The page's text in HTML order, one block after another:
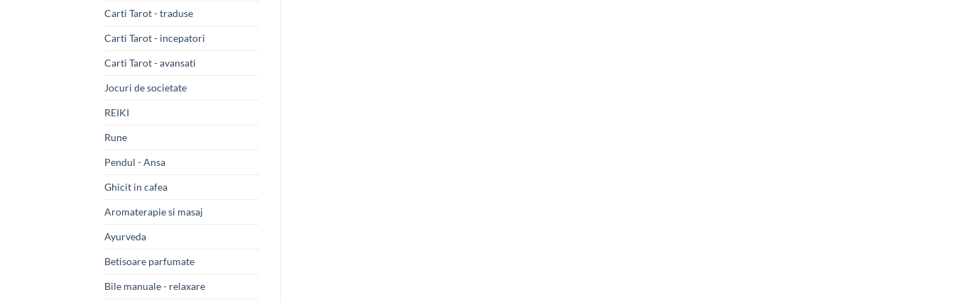
Carti Tarot - traduse
Carti Tarot - incepatori
Carti Tarot - avansati
Jocuri de societate
REIKI
Rune
Pendul - Ansa
Ghicit in cafea
Aromaterapie si masaj
Ayurveda
Betisoare parfumate
Bile manuale - relaxare